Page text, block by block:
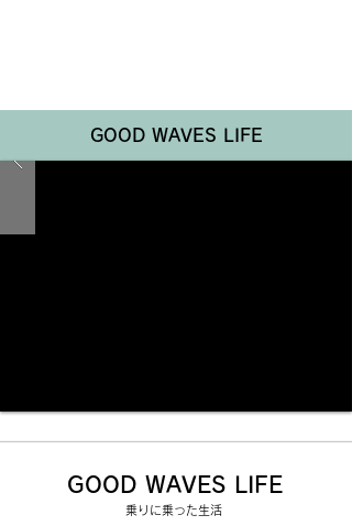
GOOD WAVES LIFE
GOOD WAVES LIFE
乗りに乗った生活